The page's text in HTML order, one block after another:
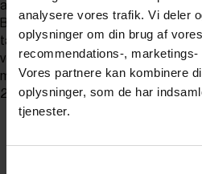
analysere vores trafik. Vi deler
oplysninger om din brug af
recommendations-, marketings-
Vores partnere kan kombinere
oplysninger, som de har
tjenester.
at det meste af det fisk, vi serverer,
Bæredygtighed er et svært begreb i
taler vi om ’mindre gode’ og ’lidt
vores fisk og skaldyr var i 2021
metoder og 23,5% med de mindre
2022.